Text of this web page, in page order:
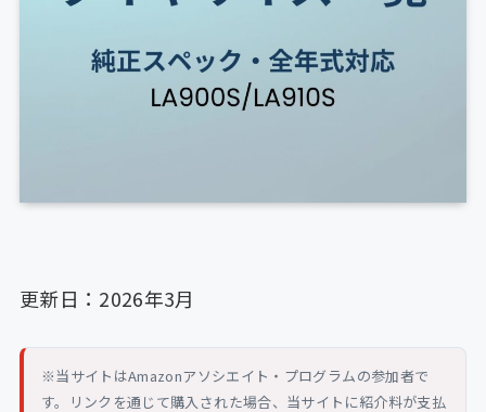
更新日：2026年3月
※当サイトはAmazonアソシエイト・プログラムの参加者で
す。リンクを通じて購入された場合、当サイトに紹介料が支払